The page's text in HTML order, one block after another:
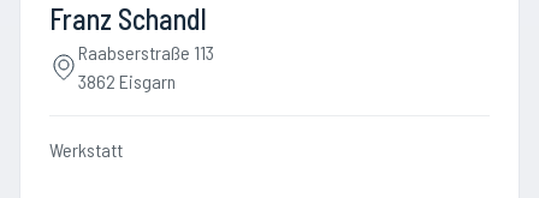
Franz Schandl
Raabserstraße 113
3862 Eisgarn
Werkstatt